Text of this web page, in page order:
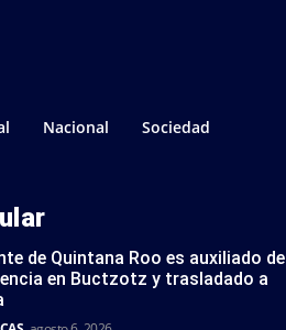
Nacional Sociedad
de Quintana Roo es auxiliado de
en Buctzotz y trasladado a